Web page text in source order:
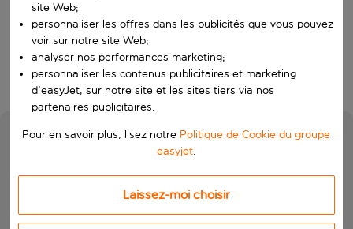
Rechercher
site Web;
personnaliser les offres dans les publicités que vous pouvez
voir sur notre site Web;
analyser nos performances marketing;
personnaliser les contenus publicitaires et marketing
d'easyJet, sur notre site et les sites tiers via nos
partenaires publicitaires.
Pour en savoir plus, lisez notre Politique de Cookie du groupe
easyjet.
Laissez-moi choisir